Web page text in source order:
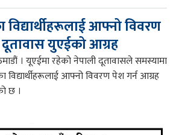
आफ्नो विवरण
युएईको आग्रह
। यूएईमा रहेको नेपाली दूतावासले समस्यामा
विद्यार्थीहरूलाई आफ्नो विवरण पेश गर्न आग्रह
छ ।